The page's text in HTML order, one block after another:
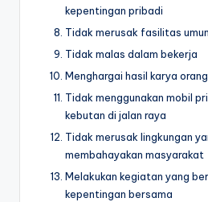
kepentingan pribadi
Tidak merusak fasilitas
Tidak malas dalam bekerja
Menghargai hasil karya
Tidak menggunakan mobil
kebutan di jalan raya
Tidak merusak lingkungan
membahayakan masyarakat
Melakukan kegiatan yang
kepentingan bersama